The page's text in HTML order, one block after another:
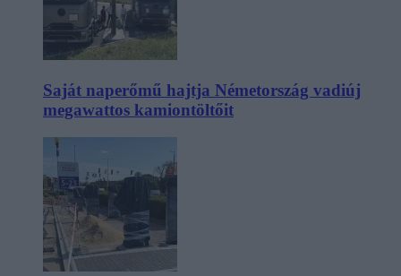
Saját naperőmű hajtja Németország vadiúj
megawattos kamiontöltőit